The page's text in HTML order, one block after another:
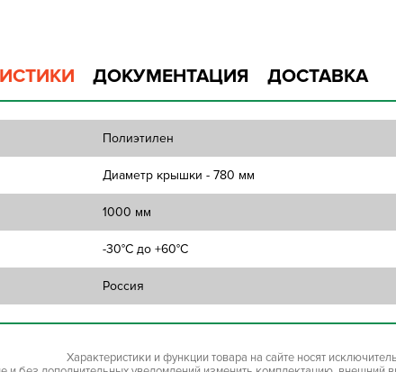
ДОКУМЕНТАЦИЯ ДОСТАВКА
Полиэтилен
Диаметр крышки - 780 мм
1000 мм
-30°C до +60°C
Россия
Характеристики и функции товара на сайте носят